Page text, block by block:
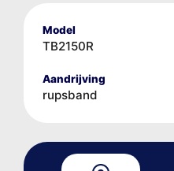
Model
TB2150R
Aandrijving
rupsband